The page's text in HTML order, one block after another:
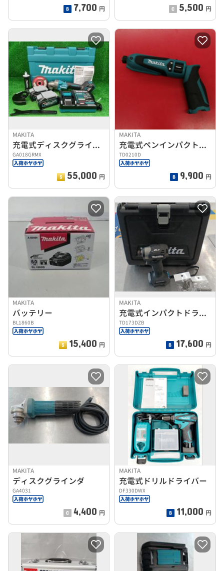
7,700 円 5,500 円
MAKITA
充電式ディスクグラインダ
GA018GRMX
55,000 円
MAKITA
充電式ペンインパクトドライバー
TD0210D
9,900 円
MAKITA
バッテリー
BL1860B
15,400 円
MAKITA
充電式インパクトドライバ
TD173DZB
17,600 円
MAKITA
ディスクグラインダ
GA4031
4,400 円
MAKITA
充電式ドリルドライバー
DF330DWX
11,000 円